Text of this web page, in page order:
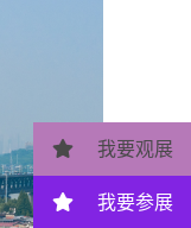
我要观展
我要参展